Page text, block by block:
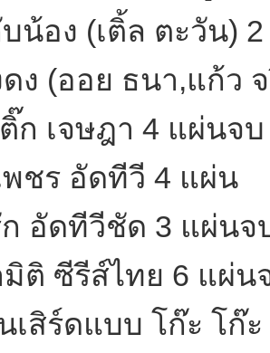
น้อง (เติ้ล ตะวัน)
ดง (ออย ธนา,แก้ว
ก เจษฎา 4 แผ่นจบ
ชร อัดทีวี 4 แผ่น
อัดทีวีชัด 3 แผ่นจ
ติ ซีรีส์ไทย 6 แผ่น
เสิร์ดแบบ โก๊ะ โก๊